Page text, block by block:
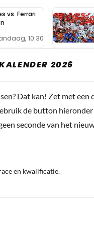
vs. Ferrari
10:30
2026
Dat kan! Zet met een
de button hieronder
seconde van het
en kwalificatie.